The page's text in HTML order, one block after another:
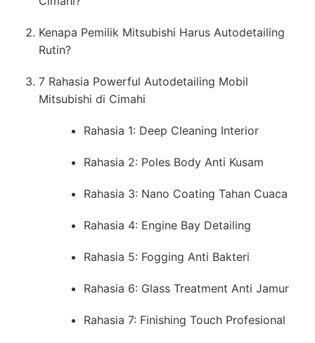
Kenapa Pemilik Mitsubishi Harus Autodetailing
Rutin?
7 Rahasia Powerful Autodetailing Mobil
Mitsubishi di Cimahi
Rahasia 1: Deep Cleaning Interior
Rahasia 2: Poles Body Anti Kusam
Rahasia 3: Nano Coating Tahan Cuaca
Rahasia 4: Engine Bay Detailing
Rahasia 5: Fogging Anti Bakteri
Rahasia 6: Glass Treatment Anti Jamur
Rahasia 7: Finishing Touch Profesional